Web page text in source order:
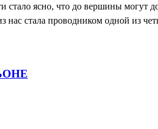
ясно, что до вершины могут
стала проводником одной из